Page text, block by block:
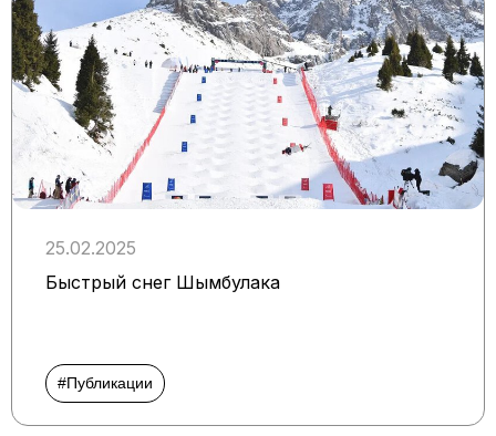
25.02.2025
Быстрый снег Шымбулака
#Публикации